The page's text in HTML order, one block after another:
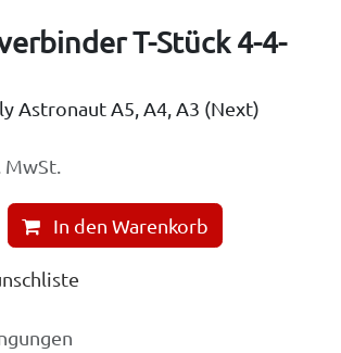
T-Stück 4-4-
Astronaut A5, A4, A3 (Next)
MwSt.
In den Warenkorb